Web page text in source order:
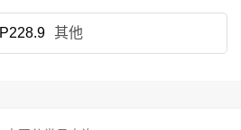
P228.9 其他